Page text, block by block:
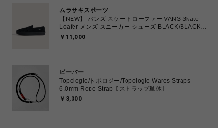
ムラサキスポーツ
【NEW】 バンズ スケートローファー VANS Skate
Loafer メンズ スニーカー シューズ BLACK/BLACK
25.0cm～29.0cm VN000VA6BKA 0198266309118
￥11,000
ビーバー
Topologie/トポロジー/Topologie Wares Straps
6.0mm Rope Strap【ストラップ単体】
￥3,300